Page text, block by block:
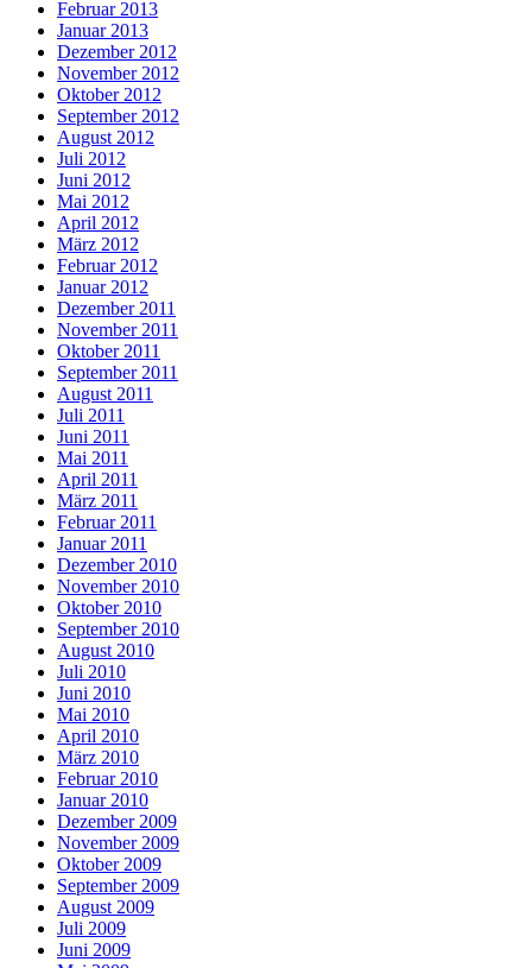
Februar 2013
Januar 2013
Dezember 2012
November 2012
Oktober 2012
September 2012
August 2012
Juli 2012
Juni 2012
Mai 2012
April 2012
März 2012
Februar 2012
Januar 2012
Dezember 2011
November 2011
Oktober 2011
September 2011
August 2011
Juli 2011
Juni 2011
Mai 2011
April 2011
März 2011
Februar 2011
Januar 2011
Dezember 2010
November 2010
Oktober 2010
September 2010
August 2010
Juli 2010
Juni 2010
Mai 2010
April 2010
März 2010
Februar 2010
Januar 2010
Dezember 2009
November 2009
Oktober 2009
September 2009
August 2009
Juli 2009
Juni 2009